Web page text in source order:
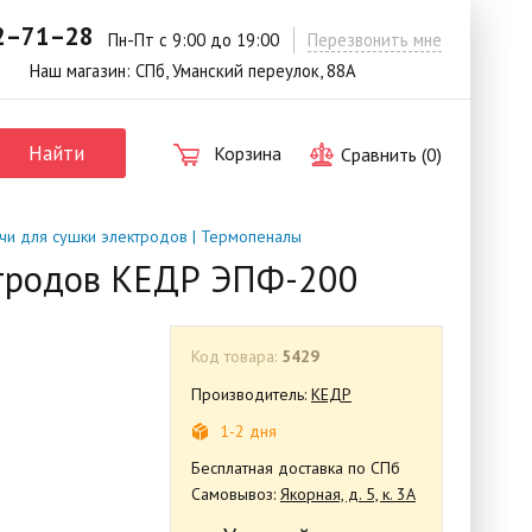
Пн-Пт с 9:00 до 19:00
Перезвонить мне
Наш магазин: СПб, Уманский переулок, 88А
Найти Корзина Сравнить (0)
для сушки электродов | Термопеналы
КЕДР ЭПФ-200
Код товара: 5429
Производитель: КЕДР
1-2 дня
Бесплатная доставка по СПб
Самовывоз: Якорная, д. 5, к. 3А